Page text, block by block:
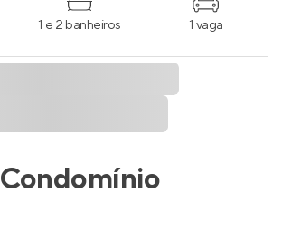
1 e 2 banheiros 1 vaga
Condomínio